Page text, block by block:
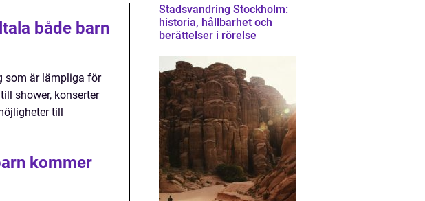
både barn
som är lämpliga för
shower, konserter
till
kommer
Stadsvandring Stockholm:
historia, hållbarhet och
berättelser i rörelse